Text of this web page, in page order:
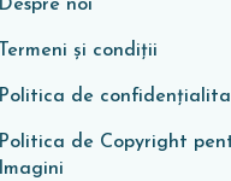
Despre noi
Termeni și condiții
Politica de
Politica de Copyright
Imagini